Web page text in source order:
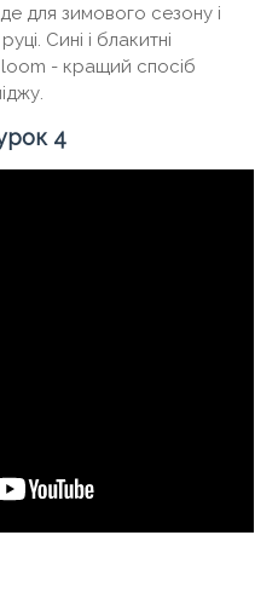
для зимового сезону і
Сині і блакитні
- кращий спосіб
4